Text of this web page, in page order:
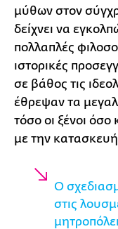
μύθων στον
δείχνει να
πολλαπλές
ιστορικές
σε βάθος τις
έθρεψαν τα
τόσο οι ξένοι όσο
με την
O
στις